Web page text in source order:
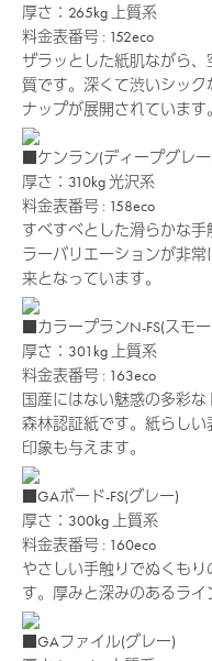
厚さ：265kg 上質系
料金表番号 : 152eco
ザラッとした紙肌ながら
質です。深くて渋いシッ
ナップが展開されています。
■ケンラン(ディープグレー
厚さ：310kg光沢系
料金表番号 : 158eco
すべすべとした滑らかな
ラーバリエーションが非
来となっています。
■カラープランN-FS(スモ
厚さ：301kg 上質系
料金表番号 : 163eco
国産にはない魅惑の多彩
森林認証紙です。紙らし
印象も与えます。
■GAボード-FS(グレー)
厚さ：300kg 上質系
料金表番号 : 160eco
やさしい手触りでぬくも
す。厚みと深みのあるライ
■GAファイル(グレー)